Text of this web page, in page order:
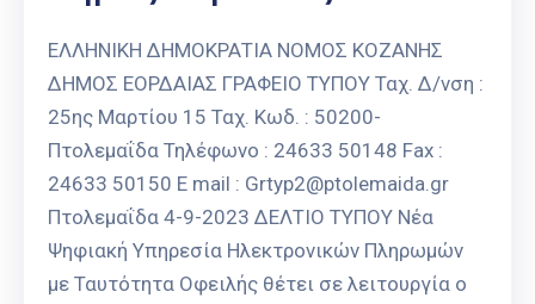
ΕΛΛΗΝΙΚΗ ΔΗΜΟΚΡΑΤΙΑ ΝΟΜΟΣ ΚΟΖΑΝΗΣ
ΔΗΜΟΣ ΕΟΡΔΑΙΑΣ ΓΡΑΦΕΙΟ ΤΥΠΟΥ Ταχ. Δ/νση :
25ης Μαρτίου 15 Ταχ. Κωδ. : 50200-
Πτολεμαΐδα Τηλέφωνο : 24633 50148 Fax :
24633 50150 E mail : Grtyp2@ptolemaida.gr
Πτολεμαΐδα 4-9-2023 ΔΕΛΤΙΟ ΤΥΠΟΥ Νέα
Ψηφιακή Υπηρεσία Ηλεκτρονικών Πληρωμών
με Ταυτότητα Οφειλής θέτει σε λειτουργία ο